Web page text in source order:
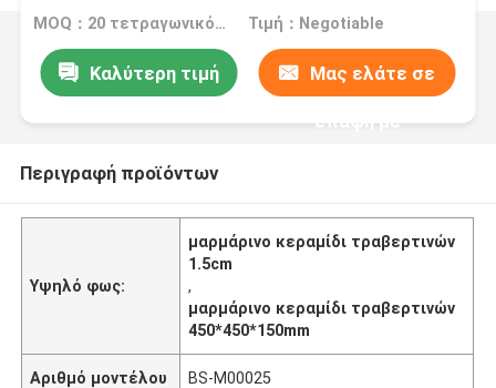
MOQ：20 τετραγωνικό μέτρο/τετράγωνο Τιμή：Negotiable
Καλύτερη τιμή Μας ελάτε σε
επαφή με
Περιγραφή προϊόντων
Υψηλό φως:
μαρμάρινο κεραμίδι τραβερτινών
1.5cm
,
μαρμάρινο κεραμίδι τραβερτινών
450*450*150mm
Αριθμό μοντέλου BS-M00025